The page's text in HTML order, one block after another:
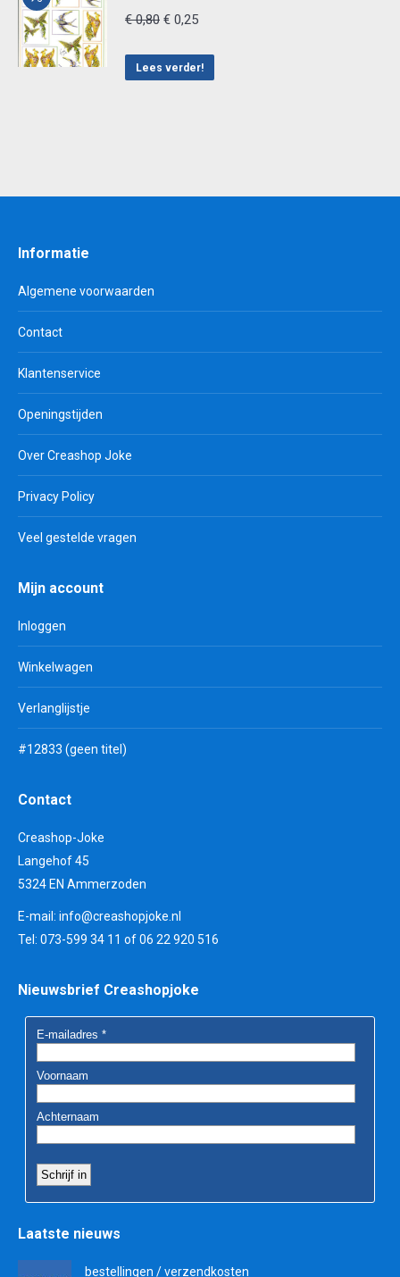
€0,80 Oorspronkelijke
was:
€ 0,25Huidige
is:
Lees verder!
Informatie
Algemene voorwaarden
Contact
Klantenservice
Openingstijden
Over Creashop Joke
Privacy Policy
Veel gestelde vragen
Mijn account
Inloggen
Winkelwagen
Verlanglijstje
#12833 (geen titel)
Contact
Creashop-Joke
Langehof 45
5324 EN Ammerzoden
E-mail: info@creashopjoke.nl
Tel: 073-599 34 11 of 06 22 920 516
Nieuwsbrief Creashopjoke
Laatste nieuws
bestellingen / verzendkosten